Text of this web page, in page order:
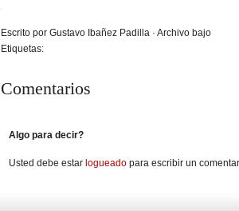
Escrito por Gustavo Ibañez Padilla · Archivo bajo
Etiquetas:
Comentarios
Algo para decir?
Usted debe estar logueado para escribir un